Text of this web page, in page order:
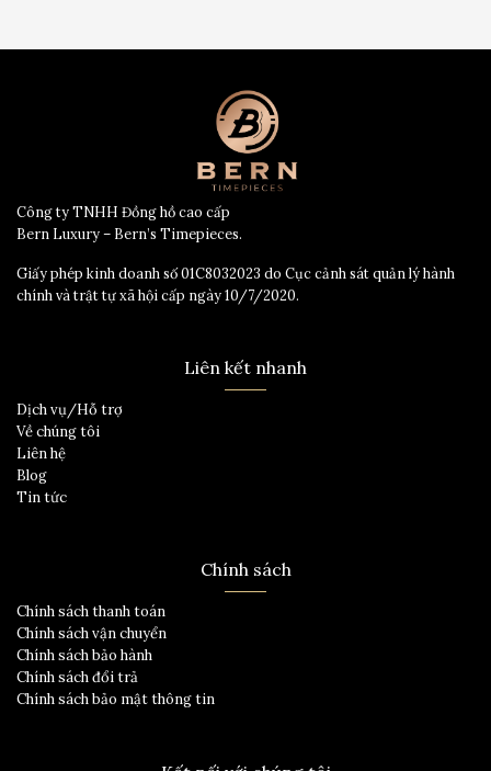
Công ty TNHH Đồng hồ cao cấp
Bern Luxury – Bern’s Timepieces.
Giấy phép kinh doanh số 01C8032023 do Cục cảnh sát quản lý hành
chính và trật tự xã hội cấp ngày 10/7/2020.
Liên kết nhanh
Dịch vụ/Hỗ trợ
Về chúng tôi
Liên hệ
Blog
Tin tức
Chính sách
Chính sách thanh toán
Chính sách vận chuyển
Chính sách bảo hành
Chính sách đổi trả
Chính sách bảo mật thông tin